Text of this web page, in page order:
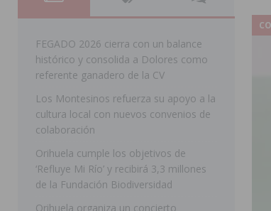
[ 07/08/2026 ] La Policía Nacional
clonación de llaves electrónicas
[ 07/08/2026 ] Torrevieja impulsa el
[ 07/08/2026 ] Raiguero de Bonanza
[ 07/08/2026 ]
La Generalitat impulsa el
[ 07/08/2026 ] Benferri ya se prepara para
FEGADO 2026 cierra con un balance
histórico y consolida a Dolores como
referente ganadero de la CV
Los Montesinos refuerza su apoyo a la
cultura local con nuevos convenios de
colaboración
Orihuela cumple los objetivos de
‘Refluye Mi Río’ y recibirá 3,3 millones
de la Fundación Biodiversidad
Orihuela organiza un concierto